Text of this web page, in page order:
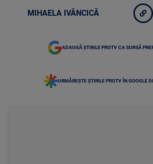
MIHAELA IVĂNCICĂ
ADAUGĂ ȘTIRILE PROTV CA SURSĂ
URMĂREȘTE ȘTIRILE PROTV ÎN GOOGLE